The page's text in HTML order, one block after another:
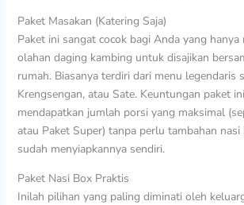
Paket Masakan (Katering Saja)
Paket ini sangat cocok bagi Anda yang
olahan daging kambing untuk disajikan
rumah. Biasanya terdiri dari menu legendaris
Krengsengan, atau Sate. Keuntungan paket
mendapatkan jumlah porsi yang maksimal
atau Paket Super) tanpa perlu tambahan
sudah menyiapkannya sendiri.
Paket Nasi Box Praktis
Inilah pilihan yang paling diminati oleh